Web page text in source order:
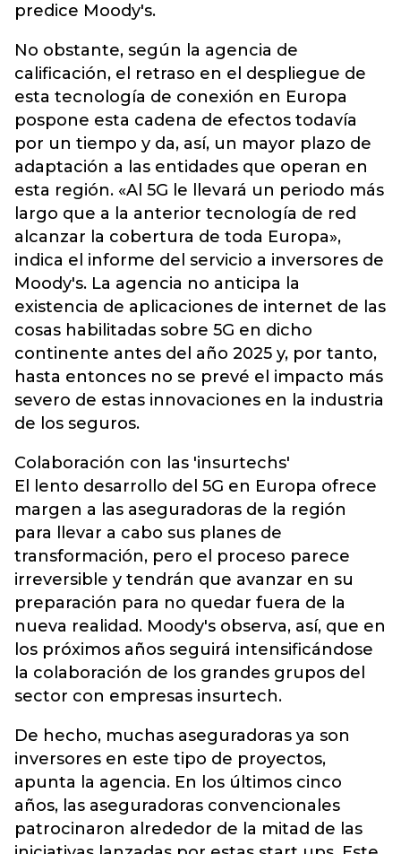
predice Moody's.
No obstante, según la agencia de
calificación, el retraso en el despliegue de
esta tecnología de conexión en Europa
pospone esta cadena de efectos todavía
por un tiempo y da, así, un mayor plazo de
adaptación a las entidades que operan en
esta región. «Al 5G le llevará un periodo más
largo que a la anterior tecnología de red
alcanzar la cobertura de toda Europa»,
indica el informe del servicio a inversores de
Moody's. La agencia no anticipa la
existencia de aplicaciones de internet de las
cosas habilitadas sobre 5G en dicho
continente antes del año 2025 y, por tanto,
hasta entonces no se prevé el impacto más
severo de estas innovaciones en la industria
de los seguros.
Colaboración con las 'insurtechs'
El lento desarrollo del 5G en Europa ofrece
margen a las aseguradoras de la región
para llevar a cabo sus planes de
transformación, pero el proceso parece
irreversible y tendrán que avanzar en su
preparación para no quedar fuera de la
nueva realidad. Moody's observa, así, que en
los próximos años seguirá intensificándose
la colaboración de los grandes grupos del
sector con empresas insurtech.
De hecho, muchas aseguradoras ya son
inversores en este tipo de proyectos,
apunta la agencia. En los últimos cinco
años, las aseguradoras convencionales
patrocinaron alrededor de la mitad de las